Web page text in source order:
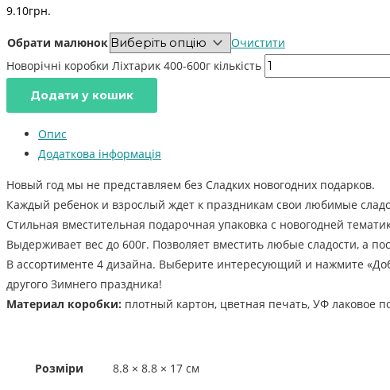
9.10грн.
Обрати малюнок
Очистити
Новорічні коробки Ліхтарик 400-600г кількість
Додати у кошик
Опис
Додаткова інформація
Новый год мы не представляем без Сладких новогодних подарков.
Каждый ребенок и взрослый ждет к праздникам свои любимые
Стильная вместительная подарочная упаковка с новогодней
Выдерживает вес до 600г. Позволяет вместить любые сладости, а
В ассортименте 4 дизайна. Выберите интересующий и нажмите
другого Зимнего праздника!
Материал коробки: плотный картон, цветная печать, УФ лаковое
Розміри 8.8 × 8.8 × 17 см